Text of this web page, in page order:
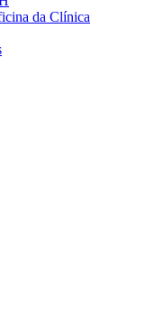
da Clínica